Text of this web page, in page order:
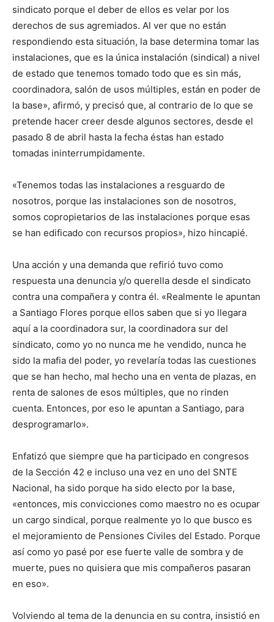
sindicato porque el deber de ellos es velar por los
derechos de sus agremiados. Al ver que no están
respondiendo esta situación, la base determina tomar las
instalaciones, que es la única instalación (sindical) a nivel
de estado que tenemos tomado todo que es sin más,
coordinadora, salón de usos múltiples, están en poder de
la base», afirmó, y precisó que, al contrario de lo que se
pretende hacer creer desde algunos sectores, desde el
pasado 8 de abril hasta la fecha éstas han estado
tomadas ininterrumpidamente.
«Tenemos todas las instalaciones a resguardo de
nosotros, porque las instalaciones son de nosotros,
somos copropietarios de las instalaciones porque esas
se han edificado con recursos propios», hizo hincapié.
Una acción y una demanda que refirió tuvo como
respuesta una denuncia y/o querella desde el sindicato
contra una compañera y contra él. «Realmente le apuntan
a Santiago Flores porque ellos saben que si yo llegara
aquí a la coordinadora sur, la coordinadora sur del
sindicato, como yo no nunca me he vendido, nunca he
sido la mafia del poder, yo revelaría todas las cuestiones
que se han hecho, mal hecho una en venta de plazas, en
renta de salones de esos múltiples, que no rinden
cuenta. Entonces, por eso le apuntan a Santiago, para
desprogramarlo».
Enfatizó que siempre que ha participado en congresos
de la Sección 42 e incluso una vez en uno del SNTE
Nacional, ha sido porque ha sido electo por la base,
«entonces, mis convicciones como maestro no es ocupar
un cargo sindical, porque realmente yo lo que busco es
el mejoramiento de Pensiones Civiles del Estado. Porque
así como yo pasé por ese fuerte valle de sombra y de
muerte, pues no quisiera que mis compañeros pasaran
en eso».
Volviendo al tema de la denuncia en su contra, insistió en